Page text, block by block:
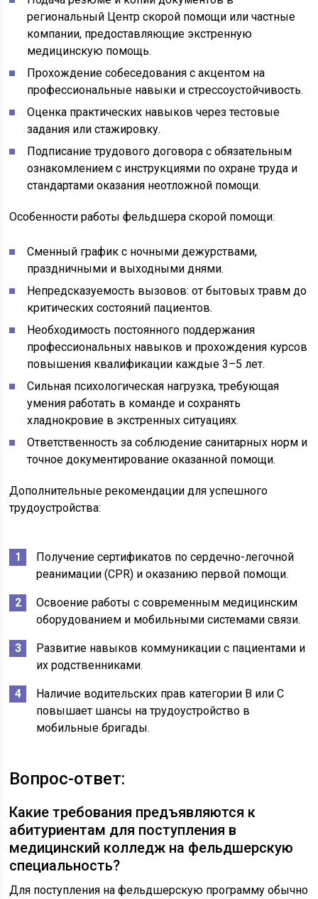
региональный Центр скорой помощи или частные
компании, предоставляющие экстренную
медицинскую помощь.
Прохождение собеседования с акцентом на
профессиональные навыки и стрессоустойчивость.
Оценка практических навыков через тестовые
задания или стажировку.
Подписание трудового договора с обязательным
ознакомлением с инструкциями по охране труда и
стандартами оказания неотложной помощи.
Особенности работы фельдшера скорой помощи:
Сменный график с ночными дежурствами,
праздничными и выходными днями.
Непредсказуемость вызовов: от бытовых травм до
критических состояний пациентов.
Необходимость постоянного поддержания
профессиональных навыков и прохождения курсов
повышения квалификации каждые 3–5 лет.
Сильная психологическая нагрузка, требующая
умения работать в команде и сохранять
хладнокровие в экстренных ситуациях.
Ответственность за соблюдение санитарных норм и
точное документирование оказанной помощи.
Дополнительные рекомендации для успешного
трудоустройства:
Получение сертификатов по сердечно-легочной
реанимации (CPR) и оказанию первой помощи.
Освоение работы с современным медицинским
оборудованием и мобильными системами связи.
Развитие навыков коммуникации с пациентами и
их родственниками.
Наличие водительских прав категории B или C
повышает шансы на трудоустройство в
мобильные бригады.
Вопрос-ответ:
Какие требования предъявляются к
абитуриентам для поступления в
медицинский колледж на фельдшерскую
специальность?
Для поступления на фельдшерскую программу обычно